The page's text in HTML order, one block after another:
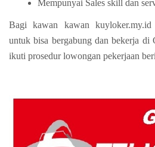
Mempunyai Sales skill dan
Bagi kawan kawan
untuk bisa bergabung dan bekerja di
ikuti prosedur lowongan pekerjaan